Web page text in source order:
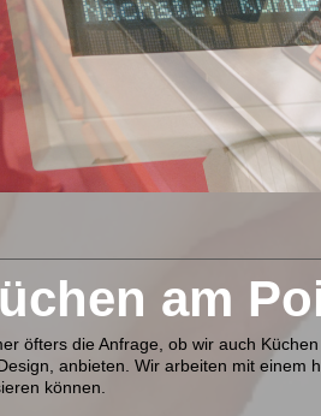
am
öfters die Anfrage, ob wir auch
anbieten. Wir arbeiten mit einem
können.